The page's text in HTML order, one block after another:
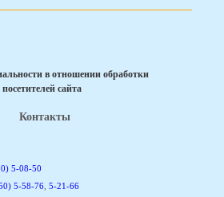
в отношении обработки
сайта
Контакты
5-08-50
5-58-76 5-21-66